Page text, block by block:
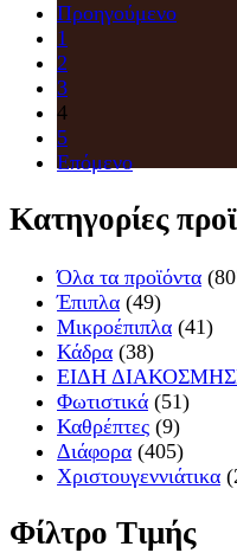
Προηγούμενο
1
2
3
4
5
Επόμενο
Κατηγορίες
Όλα τα προϊόντα
Έπιπλα (49)
Μικροέπιπλα (41)
Κάδρα (38)
ΕΙΔΗ
Φωτιστικά (51)
Καθρέπτες (9)
Διάφορα (405)
Χριστουγεννιάτικα
Φίλτρο Τιμής